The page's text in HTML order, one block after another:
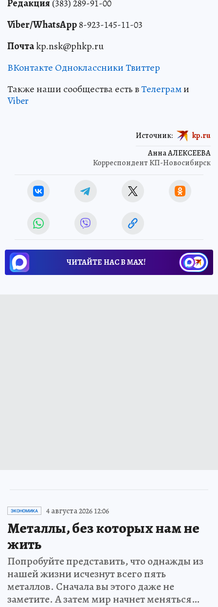
Редакция (383) 289-91-00
Viber/WhatsApp8-923-145-11-03
Почтаkp.nsk@phkp.ru
ВКонтакте ОдноклассникиТвиттер
Также наши сообщества есть вТелеграми
Viber
Анна АЛЕКСЕЕВА
Корреспондент КП-Новосибирск
Источник: kp.ru
ЧИТАЙТЕ НАС В МАХ!
ЭКОНОМИКА 4 августа 2026 12:06
Металлы, без которых нам не
жить
Попробуйте представить, что однажды из
нашей жизни исчезнут всего пять
металлов. Сначала вы этого даже не
заметите. А затем мир начнет меняться…